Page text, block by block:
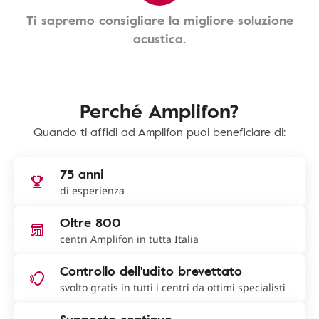
Ti sapremo consigliare la migliore soluzione
acustica.
Perché Amplifon?
Quando ti affidi ad Amplifon puoi beneficiare di:
75 anni
di esperienza
Oltre 800
centri Amplifon in tutta Italia
Controllo dell'udito brevettato
svolto gratis in tutti i centri da ottimi specialisti